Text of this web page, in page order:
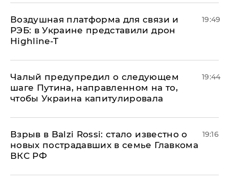
Воздушная платформа для связи и
РЭБ: в Украине представили дрон
Highline-T
19:49
Чалый предупредил о следующем
шаге Путина, направленном на то,
чтобы Украина капитулировала
19:44
Взрыв в Balzi Rossi: стало известно о
новых пострадавших в семье Главкома
ВКС РФ
19:16